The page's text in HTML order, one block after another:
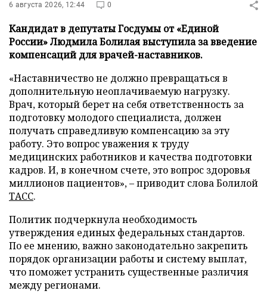
6 августа 2026, 12:44 0
Кандидат в депутаты Госдумы от «Единой
России» Людмила Болилая выступила за введение
компенсаций для врачей-наставников.
«Наставничество не должно превращаться в
дополнительную неоплачиваемую нагрузку.
Врач, который берет на себя ответственность за
подготовку молодого специалиста, должен
получать справедливую компенсацию за эту
работу. Это вопрос уважения к труду
медицинских работников и качества подготовки
кадров. И, в конечном счете, это вопрос здоровья
миллионов пациентов», – приводит слова Болилой
ТАСС.
Политик подчеркнула необходимость
утверждения единых федеральных стандартов.
По ее мнению, важно законодательно закрепить
порядок организации работы и систему выплат,
что поможет устранить существенные различия
между регионами.